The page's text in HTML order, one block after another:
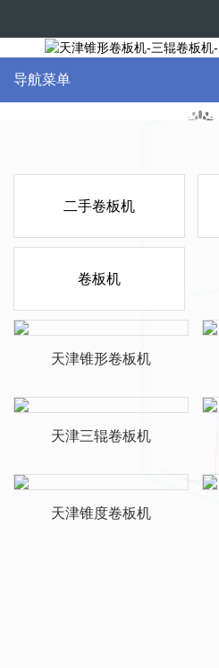
导航菜单
二手卷板机
卷板机
天津锥形卷板机
天津三辊卷板机
天津锥度卷板机